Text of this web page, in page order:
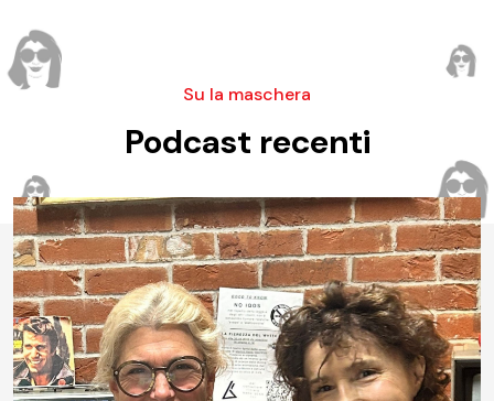
Su la maschera
Podcast recenti